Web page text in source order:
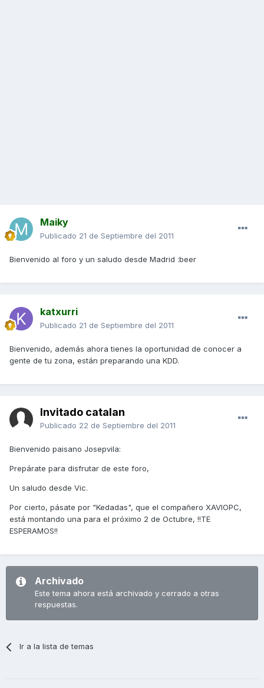
Maiky
Publicado 21 de Septiembre del 2011
Bienvenido al foro y un saludo desde Madrid :beer
katxurri
Publicado 21 de Septiembre del 2011
Bienvenido, además ahora tienes la oportunidad de conocer a
gente de tu zona, están preparando una KDD.
Invitado catalan
Publicado 22 de Septiembre del 2011
Bienvenido paisano Josepvila:
Prepárate para disfrutar de este foro,
Un saludo desde Vic.
Por cierto, pásate por "Kedadas", que el compañero XAVIOPC,
está montando una para el próximo 2 de Octubre, !!TE
ESPERAMOS!!
Archivado
Este tema ahora está archivado y cerrado a otras
respuestas.
Ir a la lista de temas